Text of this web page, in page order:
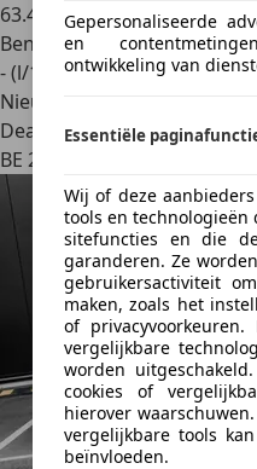
63.468 km
Benzine
- (l/100 km)
Nieuw
Dealer
BE 2630
Gepersonaliseerde
en
ontwikkeling van
Essentiële
Wij of deze
tools en technologieën
sitefuncties en die
garanderen. Ze
gebruikersactiviteit
maken, zoals het
of
vergelijkbare
worden
cookies of
hierover
vergelijkbare tools
beïnvloeden.